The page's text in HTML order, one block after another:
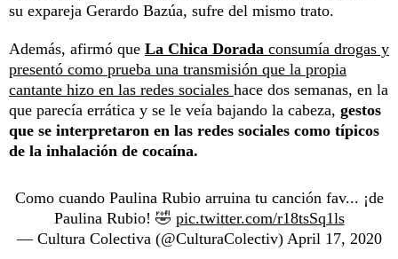
su expareja Gerardo Bazúa, sufre del mismo trato.
Además, afirmó que La Chica Dorada consumía drogas y
presentó como prueba una transmisión que la propia
cantante hizo en las redes sociales hace dos semanas, en la
que parecía errática y se le veía bajando la cabeza, gestos
que se interpretaron en las redes sociales como típicos
de la inhalación de cocaína.
Como cuando Paulina Rubio arruina tu canción fav... ¡de
Paulina Rubio! 🤣 pic.twitter.com/r18tsSq1ls
— Cultura Colectiva (@CulturaColectiv) April 17, 2020